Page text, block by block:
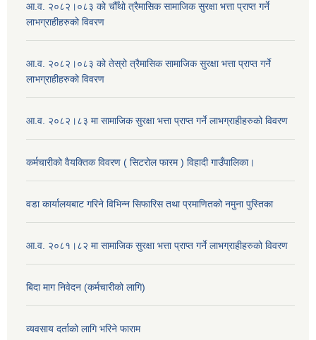
आ.व. २०८२।०८३ को चौँथो त्रैमासिक सामाजिक सुरक्षा भत्ता प्राप्त गर्ने
लाभग्राहीहरुको विवरण
आ.व. २०८२।०८३ को तेस्रो त्रैमासिक सामाजिक सुरक्षा भत्ता प्राप्त गर्ने
लाभग्राहीहरुको विवरण
आ.व. २०८२।८३ मा सामाजिक सुरक्षा भत्ता प्राप्त गर्ने लाभग्राहीहरुको विवरण
कर्मचारीको वैयक्तिक विवरण ( सिटरोल फारम ) विहादी गाउँपालिका।
वडा कार्यालयबाट गरिने विभिन्न सिफारिस तथा प्रमाणितको नमुना पुस्तिका
आ.व. २०८१।८२ मा सामाजिक सुरक्षा भत्ता प्राप्त गर्ने लाभग्राहीहरुको विवरण
बिदा माग निवेदन (कर्मचारीको लागि)
व्यवसाय दर्ताको लागि भरिने फाराम